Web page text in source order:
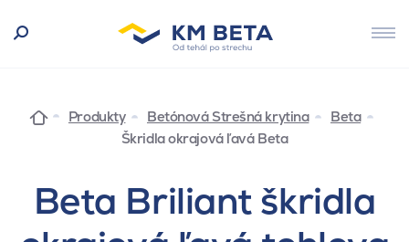
Produkty Betónová Strešná krytina
Beta
Škridla okrajová ľavá Beta
Beta Briliant škridla